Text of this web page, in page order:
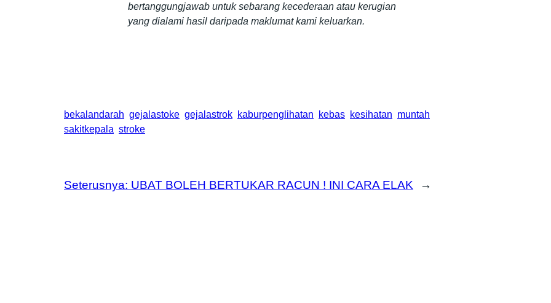
bertanggungjawab untuk sebarang kecederaan atau kerugian
yang dialami hasil daripada maklumat kami keluarkan.
bekalandarah gejalastoke gejalastrok kaburpenglihatan kebas kesihatan muntah
sakitkepala stroke
Seterusnya: UBAT BOLEH BERTUKAR RACUN ! INI CARA ELAK →